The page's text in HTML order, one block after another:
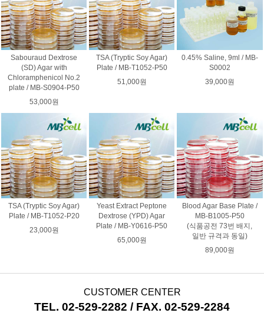
Sabouraud Dextrose
(SD) Agar with
Chloramphenicol No.2
plate / MB-S0904-P50
53,000원
TSA (Tryptic Soy Agar)
Plate / MB-T1052-P50
51,000원
0.45% Saline, 9ml / MB-
S0002
39,000원
TSA (Tryptic Soy Agar)
Plate / MB-T1052-P20
23,000원
Yeast Extract Peptone
Dextrose (YPD) Agar
Plate / MB-Y0616-P50
65,000원
Blood Agar Base Plate /
MB-B1005-P50
(식품공전 73번 배지,
일반 규격과 동일)
89,000원
CUSTOMER CENTER
TEL. 02-529-2282 / FAX. 02-529-2284